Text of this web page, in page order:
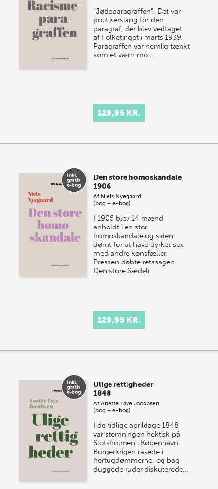
”Jødeparagraffen”. Det var
politikerslang for den
paragraf, der blev vedtaget
af Folketinget i marts 1939.
Paragraffen var nemlig tænkt
som et værn mo…
129,95 KR.
Den store homoskandale
1906
Af Niels Nyegaard
(bog + e-bog)
I 1906 blev 14 mænd
anholdt i en stor
homoskandale og siden
dømt for at have dyrket sex
med andre kønsfæller.
Pressen døbte retssagen
Den store Sædeli…
129,95 KR.
Ulige rettigheder
1848
AfAnette Faye Jacobsen
(bog + e-bog)
I de tidlige aprildage 1848
var stemningen hektisk på
Slotsholmen i København.
Borgerkrigen rasede i
hertugdømmerne, og bag
duggede ruder diskuterede…